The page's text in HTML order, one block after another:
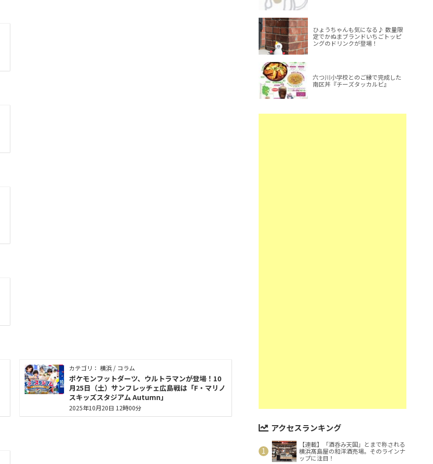
カテゴリ： 横浜 / コラム
ポケモンフットダーツ、ウルトラマンが登場！10
月25日（土）サンフレッチェ広島戦は「F・マリノ
スキッズスタジアム Autumn」
2025年10月20日 12時00分
ひょうちゃんも気になる♪ 数量限
定でかぬまブランドいちごトッピ
ングのドリンクが登場！
六つ川小学校とのご縁で完成した
南区丼『チーズタッカルビ』
アクセスランキング
【連載】「酒呑み天国」とまで称される
横浜髙島屋の和洋酒売場。そのラインナ
ップに注目！